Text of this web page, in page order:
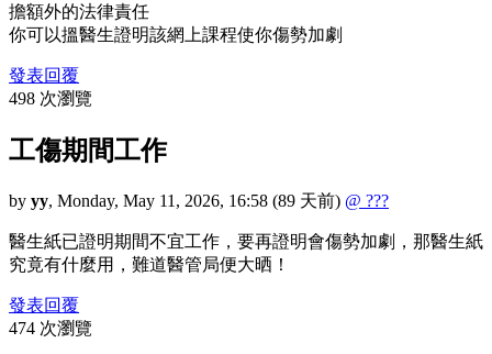
擔額外的法律責任
你可以搵醫生證明該網上課程使你傷勢加劇
發表回覆
498 次瀏覽
工傷期間工作
by yy, Monday, May 11, 2026, 16:58 (89 天前) @ ???
醫生紙已證明期間不宜工作，要再證明會傷勢加劇，那醫生紙
究竟有什麼用，難道醫管局便大晒！
發表回覆
474 次瀏覽